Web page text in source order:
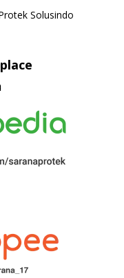
Solusindo